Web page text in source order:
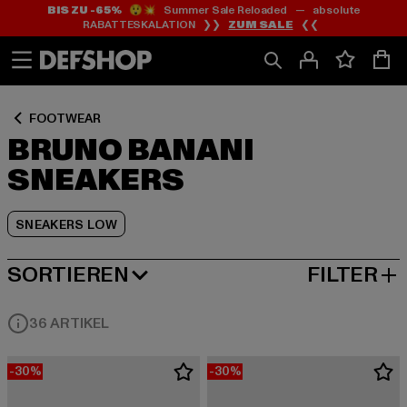
Zum
Inhalt
springen
Zum
Fußzeile
springen
BIS ZU -65%😲💥 Summer Sale Reloaded — absolute
RABATTESKALATION ❯❯ ZUM SALE ❮❮
FOOTWEAR
BRUNO BANANI
SNEAKERS
SNEAKERS LOW
Zum
Produktraster
springen
SORTIEREN
BELIEBTESTE FILTER
36 ARTIKEL
-30% -30%